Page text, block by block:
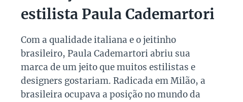
estilista Paula Cademartori
Com a qualidade italiana e o jeitinho
brasileiro, Paula Cademartori abriu sua
marca de um jeito que muitos estilistas e
designers gostariam. Radicada em Milão, a
brasileira ocupava a posição no mundo da